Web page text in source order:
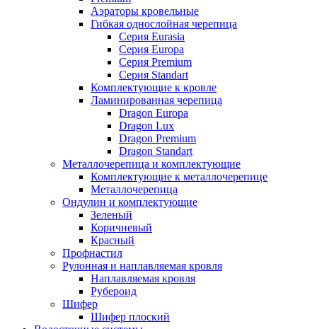
Аэраторы кровельные
Гибкая однослойная черепица
Серия Eurasia
Серия Europa
Серия Premium
Серия Standart
Комплектующие к кровле
Ламинированная черепица
Dragon Europa
Dragon Lux
Dragon Premium
Dragon Standart
Металлочерепица и комплектующие
Комплектующие к металлочерепице
Металлочерепица
Ондулин и комплектующие
Зеленый
Коричневый
Красный
Профнастил
Рулонная и наплавляемая кровля
Наплавляемая кровля
Рубероид
Шифер
Шифер плоский